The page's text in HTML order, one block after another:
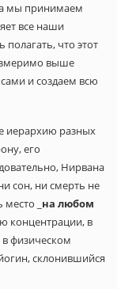
мы принимаем
все наши
что этот
выше
и создаем всю
иерархию разных
его
Нирвана
сон, ни смерть не
_ на любом
концентрации, в
физическом
склонившийся